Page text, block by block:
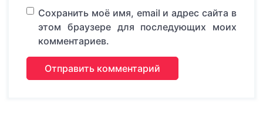
Сохранить моё имя, email и адрес сайта в
этом браузере для последующих моих
комментариев.